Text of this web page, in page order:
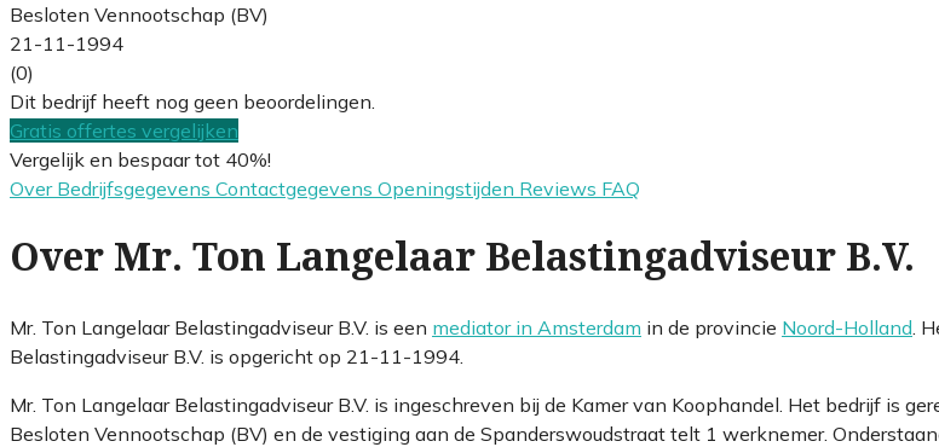
Besloten Vennootschap (BV)
21-11-1994
(0)
Dit bedrijf heeft nog geen beoordelingen.
Gratis offertes vergelijken
Vergelijk en bespaar tot 40%!
Over Bedrijfsgegevens Contactgegevens Openingstijden Reviews FAQ
Over Mr. Ton Langelaar Belastingadviseur B.V.
Mr. Ton Langelaar Belastingadviseur B.V. is een mediator in Amsterdam in de provincie Noord-Holland .
Belastingadviseur B.V. is opgericht op 21-11-1994.
Mr. Ton Langelaar Belastingadviseur B.V. is ingeschreven bij de Kamer van Koophandel. Het bedrijf is
Besloten Vennootschap (BV) en de vestiging aan de Spanderswoudstraat telt 1 werknemer.